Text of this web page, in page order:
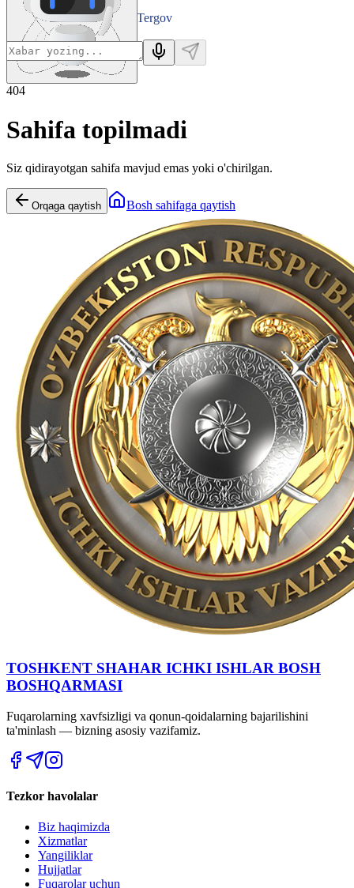
Tergov
Departamenti
404
Sahifa topilmadi
Siz qidirayotgan sahifa mavjud emas yoki o'chirilgan.
Orqaga qaytish Bosh sahifaga qaytish
TOSHKENT SHAHAR IСHKI ISHLAR BOSH
BOSHQARMASI
Fuqarolarning xavfsizligi va qonun-qoidalarning bajarilishini
ta'minlash — bizning asosiy vazifamiz.
Tezkor havolalar
Biz haqimizda
Xizmatlar
Yangiliklar
Hujjatlar
Fuqarolar uchun